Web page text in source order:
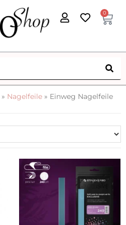
0
» Nagelfeile » Einweg Nagelfeile